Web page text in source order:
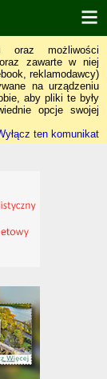
oraz możliwości
zawarte w niej
reklamodawcy)
na urządzeniu
aby pliki te były
opcje swojej
ten komunikat